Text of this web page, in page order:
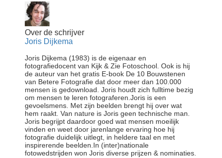
Over de schrijver
Joris Dijkema
Joris Dijkema (1983) is de eigenaar en
fotografiedocent van Kijk & Zie Fotoschool. Ook is hij
de auteur van het gratis E-book De 10 Bouwstenen
van Betere Fotografie dat door meer dan 100.000
mensen is gedownload. Joris houdt zich fulltime bezig
om mensen te leren fotograferen.Joris is een
gevoelsmens. Met zijn beelden brengt hij over wat
hem raakt. Van nature is Joris geen technische man.
Joris begrijpt daardoor goed wat mensen moeilijk
vinden en weet door jarenlange ervaring hoe hij
fotografie duidelijk uitlegt, in heldere taal en met
inspirerende beelden.In (inter)nationale
fotowedstrijden won Joris diverse prijzen & nominaties.